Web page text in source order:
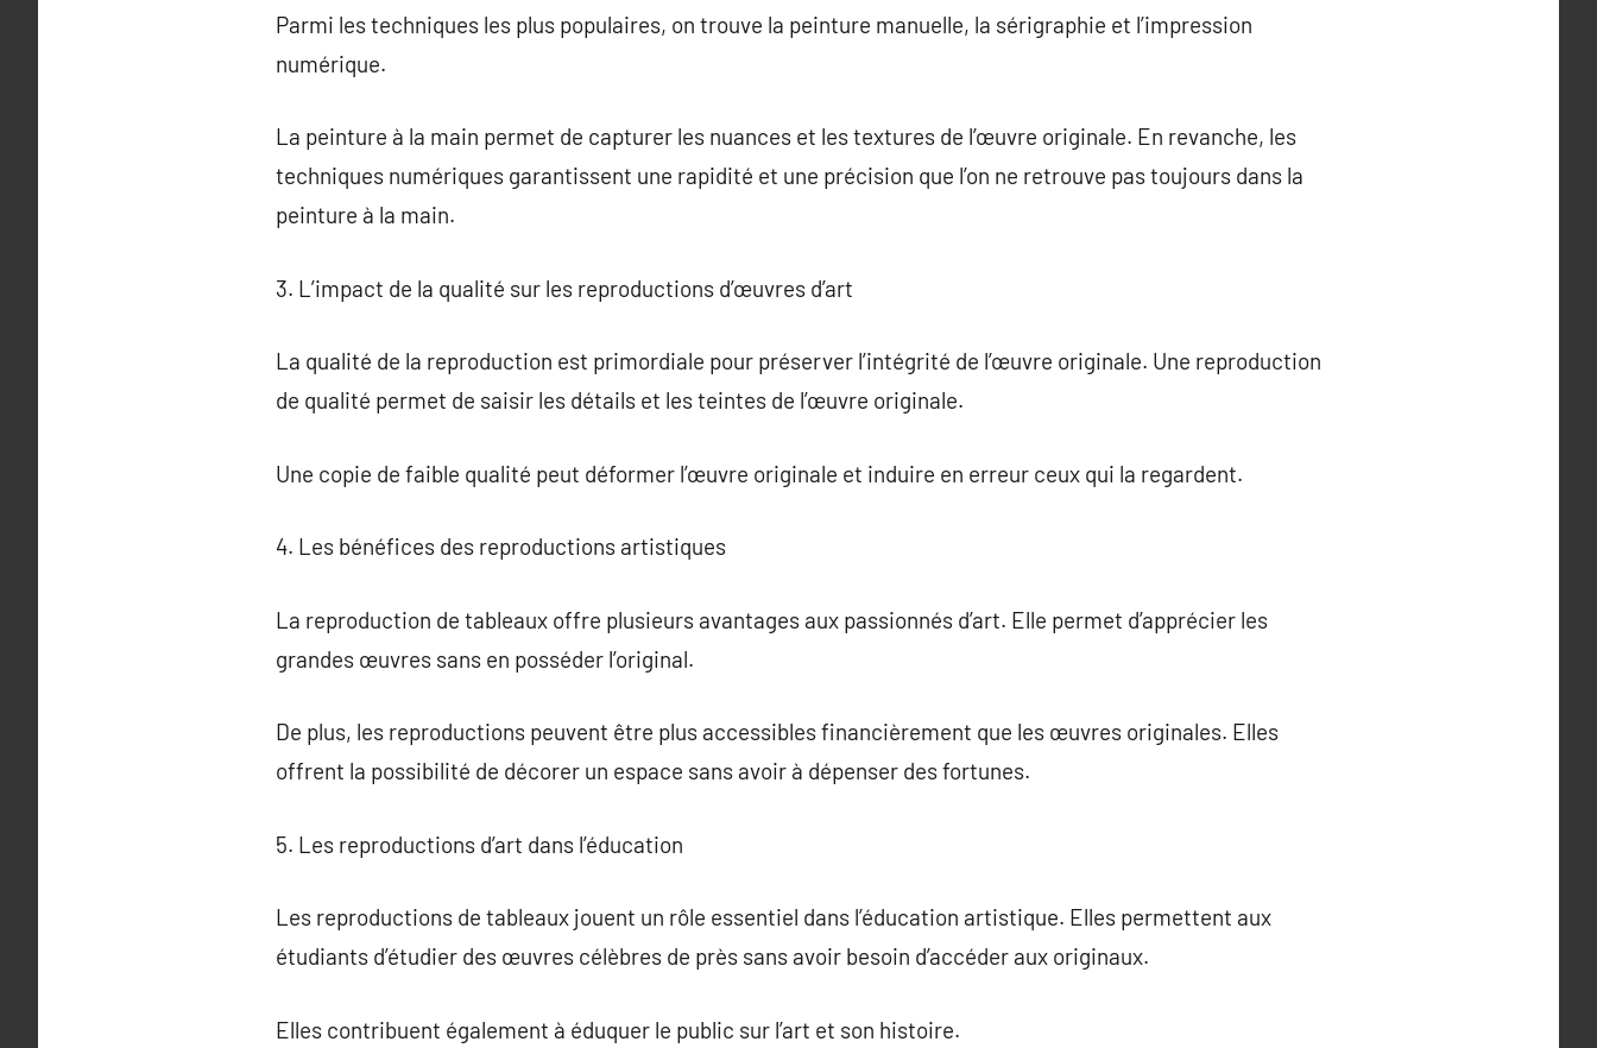
Parmi les techniques les plus populaires, on trouve la peinture manuelle, la sérigraphie et l’impression
numérique.
La peinture à la main permet de capturer les nuances et les textures de l’œuvre originale. En revanche, les
techniques numériques garantissent une rapidité et une précision que l’on ne retrouve pas toujours dans la
peinture à la main.
3. L’impact de la qualité sur les reproductions d’œuvres d’art
La qualité de la reproduction est primordiale pour préserver l’intégrité de l’œuvre originale. Une reproduction
de qualité permet de saisir les détails et les teintes de l’œuvre originale.
Une copie de faible qualité peut déformer l’œuvre originale et induire en erreur ceux qui la regardent.
4. Les bénéfices des reproductions artistiques
La reproduction de tableaux offre plusieurs avantages aux passionnés d’art. Elle permet d’apprécier les
grandes œuvres sans en posséder l’original.
De plus, les reproductions peuvent être plus accessibles financièrement que les œuvres originales. Elles
offrent la possibilité de décorer un espace sans avoir à dépenser des fortunes.
5. Les reproductions d’art dans l’éducation
Les reproductions de tableaux jouent un rôle essentiel dans l’éducation artistique. Elles permettent aux
étudiants d’étudier des œuvres célèbres de près sans avoir besoin d’accéder aux originaux.
Elles contribuent également à éduquer le public sur l’art et son histoire.